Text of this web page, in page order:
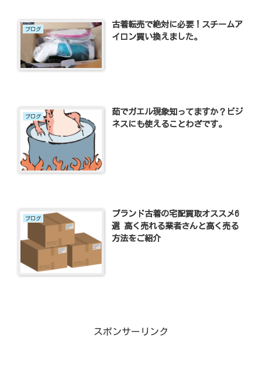
ブログ
古着転売で絶対に必要！スチームア
イロン買い換えました。
ブログ
茹でガエル現象知ってますか？ビジ
ネスにも使えることわざです。
ブログ
ブランド古着の宅配買取オススメ6
選 高く売れる業者さんと高く売る
方法をご紹介
スポンサーリンク